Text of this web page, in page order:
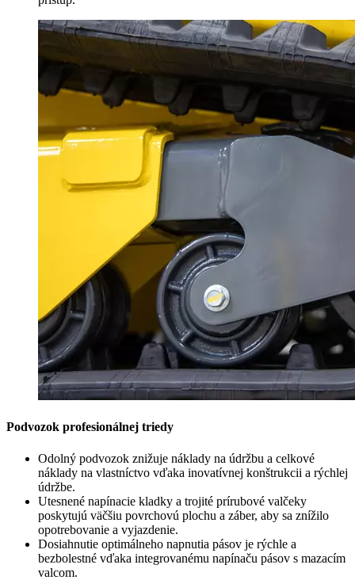
Podvozok profesionálnej triedy
Odolný podvozok znižuje náklady na údržbu a celkové
náklady na vlastníctvo vďaka inovatívnej konštrukcii a rýchlej
údržbe.
Utesnené napínacie kladky a trojité prírubové valčeky
poskytujú väčšiu povrchovú plochu a záber, aby sa znížilo
opotrebovanie a vyjazdenie.
Dosiahnutie optimálneho napnutia pásov je rýchle a
bezbolestné vďaka integrovanému napínaču pásov s mazacím
valcom.